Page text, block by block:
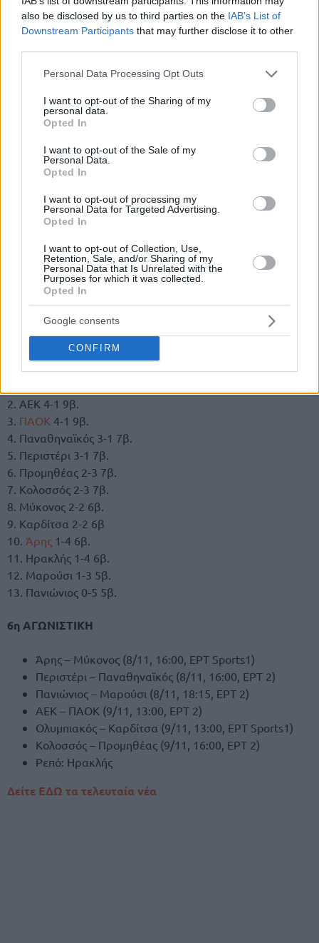
also be disclosed by us to third parties on the IAB’s List of
Downstream Participants that may further disclose it to other
Please note that this website/app uses one or more Google
not limited to your visit or usage behaviour. You may click to
grant or deny consent to Google and its third-party tags to
use your data for below specified purposes in below Google
consent section.
Personal Data Processing Opt Outs
I want to opt-out of the Sharing of my
personal data.
Opted In
I want to opt-out of the Sale of my
Personal Data.
Opted In
I want to opt-out of processing my
Personal Data for Targeted Advertising.
Opted In
I want to opt-out of Collection, Use,
Retention, Sale, and/or Sharing of my
Personal Data that Is Unrelated with the
Purposes for which it was collected.
Opted In
Google consents
CONFIRM
2. ΑΕΚ 4-1 9β.
3. ΠΑΟΚ 4-1 9β.
4. Παναθηναϊκός 3-1 7β.
5. Περιστέρι 3-1 7β.
6. Προμηθέας 2-3 7β.
7. Κολοσσός 2-3 7β.
8. Μύκονος 2-2 6β.
9. Καρδίτσα 2-2 6β
10. Άρης 1-4 6β.
11. Ηρακλής 1-4 6β.
12. Μαρούσι 1-3 5β.
13. Πανιώνιος 0-5 5β.
6η ΑΓΩΝΙΣΤΙΚΗ
Άρης – Μύκονος (8/11, 16:00, ΕΡΤ Sports1)
Περιστέρι – Παναθηναϊκός (8/11, 16:00, ΕΡΤ 2)
Πανιώνιος – Μαρούσι (8/11, 18:15, ΕΡΤ 2)
ΑΕΚ – ΠΑΟΚ (9/11, 13:00, ΕΡΤ 2)
Ολυμπιακός – Καρδίτσα (9/11, 13:00, ΕΡΤ Sports1)
Κολοσσός – Προμηθέας (9/11, 16:00, ΕΡΤ 2)
Ρεπό: Ηρακλής
Δείτε ΕΔΩ τα τελευταία νέα